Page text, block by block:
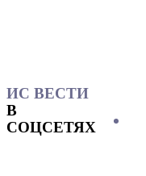
ИС ВЕСТИ
В
СОЦСЕТЯХ